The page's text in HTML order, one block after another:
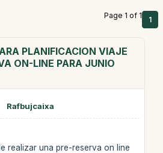
Page 1 of 1 1
PLANIFICACION VIAJE
ON-LINE PARA JUNIO
Rafbujcaixa
realizar una pre-reserva on line